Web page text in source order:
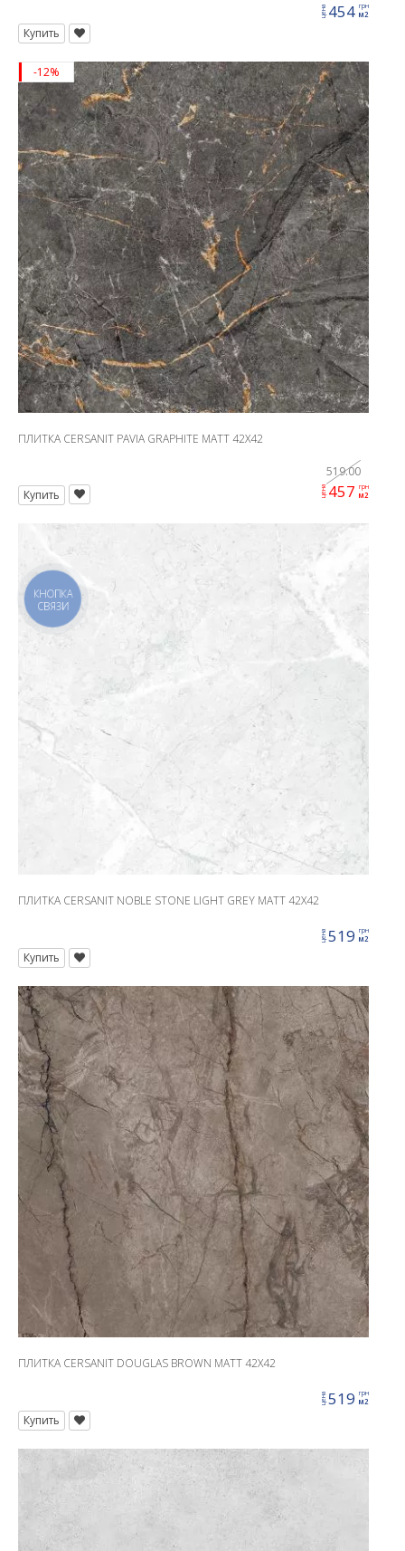
цена454 грн
м2
Купить
-12%
ПЛИТКА CERSANIT PAVIA GRAPHITE MATT 42X42
519.00
Купить
цена457 грн
м2
ПЛИТКА CERSANIT NOBLE STONE LIGHT GREY MATT 42X42
цена 519 грн
м2
Купить
ПЛИТКА CERSANIT DOUGLAS BROWN MATT 42X42
цена 519 грн
м2
Купить